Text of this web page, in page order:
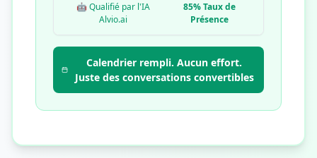
🤖 Qualifié par l'IA
Alvio.ai
85% Taux de
Présence
Calendrier rempli. Aucun effort.
Juste des conversations convertibles